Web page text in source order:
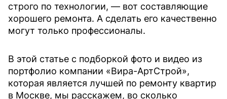
строго по технологии, — вот составляющие
хорошего ремонта. А сделать его качественно
могут только профессионалы.
В этой статье с подборкой фото и видео из
портфолио компании «Вира-АртСтрой»,
которая является лучшей по ремонту квартир
в Москве, мы расскажем, во сколько